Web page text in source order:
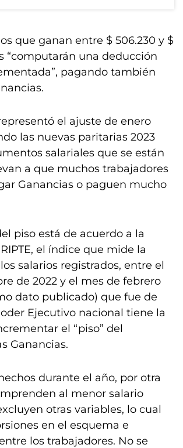
que ganan entre $ 506.230 y $
“computarán una deducción
pagando también
el ajuste de enero
las nuevas paritarias 2023
salariales que se están
a que muchos trabajadores
Ganancias o paguen mucho
piso está de acuerdo a la
el índice que mide la
salarios registrados, entre el
de 2022 y el mes de febrero
dato publicado) que fue de
Ejecutivo nacional tiene la
el “piso” del
Ganancias.
durante el año, por otra
al menor salario
otras variables, lo cual
en el esquema e
los trabajadores. No se